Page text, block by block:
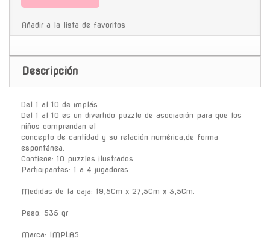
Añadir a la lista de favoritos
Descripción
Del 1 al 10 de implás
Del 1 al 10 es un divertido puzzle de asociación para que los
niños comprendan el
concepto de cantidad y su relación numérica,de forma
espontánea.
Contiene: 10 puzzles ilustrados
Participantes: 1 a 4 jugadores
Medidas de la caja: 19,5Cm x 27,5Cm x 3,5Cm.
Peso: 535 gr
Marca: IMPLAS